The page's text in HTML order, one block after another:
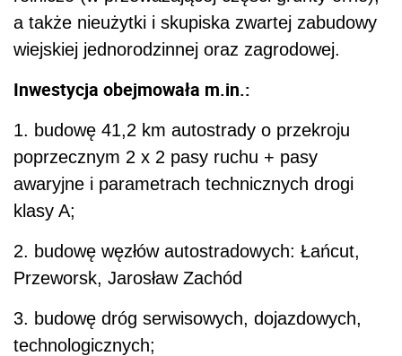
a także nieużytki i skupiska zwartej zabudowy
wiejskiej jednorodzinnej oraz zagrodowej.
Inwestycja obejmowała m.in.:
1. budowę 41,2 km autostrady o przekroju
poprzecznym 2 x 2 pasy ruchu + pasy
awaryjne i parametrach technicznych drogi
klasy A;
2. budowę węzłów autostradowych: Łańcut,
Przeworsk, Jarosław Zachód
3. budowę dróg serwisowych, dojazdowych,
technologicznych;